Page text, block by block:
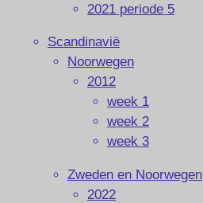
2021 periode 5
Scandinavië
Noorwegen
2012
week 1
week 2
week 3
Zweden en Noorwegen
2022